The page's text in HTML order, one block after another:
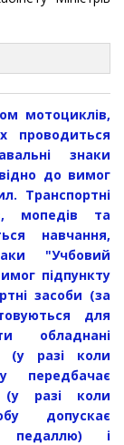
мотоциклів,
проводиться
знаки
до вимог
Транспортні
мопедів та
навчання,
"Учбовий
підпункту
засоби (за
для
обладнані
(у разі коли
передбачає
(у разі коли
допускає
педаллю) і